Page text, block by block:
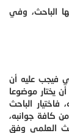
الباحث، وفي
فيجب عليه أن
يختار موضوعا
الباحث
كافة جوانبه،
العلمي وفق